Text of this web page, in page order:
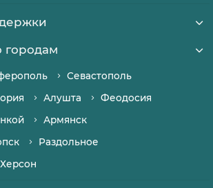
городам
Севастополь
Алушта
Феодосия
Армянск
Раздольное
Херсон